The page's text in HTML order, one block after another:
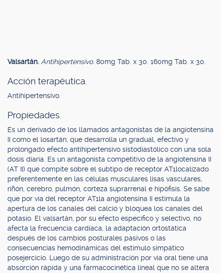
Valsartán. Antihipertensivo. 80mg Tab. x 30. 160mg Tab. x 30.
Acción terapéutica.
Antihipertensivo.
Propiedades.
Es un derivado de los llamados antagonistas de la angiotensina
II como el losartán, que desarrolla un gradual, efectivo y
prolongado efecto antihipertensivo sistodiastólico con una sola
dosis diaria. Es un antagonista competitivo de la angiotensina II
(AT II) que compite sobre el subtipo de receptor AT1localizado
preferentemente en las células musculares lisas vasculares,
riñón, cerebro, pulmón, corteza suprarrenal e hipófisis. Se sabe
que por vía del receptor AT1la angiotensina II estimula la
apertura de los canales del calcio y bloquea los canales del
potasio. El valsartán, por su efecto específico y selectivo, no
afecta la frecuencia cardíaca, la adaptación ortostática
después de los cambios posturales pasivos o las
consecuencias hemodinámicas del estímulo simpático
posejercicio. Luego de su administración por vía oral tiene una
absorción rápida y una farmacocinética lineal que no se altera